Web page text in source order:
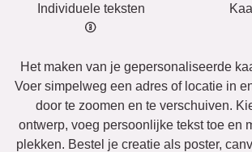
Individuele teksten
Het maken van je gepersonaliseerde
Voer simpelweg een adres of locatie in
door te zoomen en te verschuiven.
ontwerp, voeg persoonlijke tekst toe en
plekken. Bestel je creatie als poster,